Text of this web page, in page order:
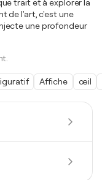
trait et à explorer la
de l'art, c'est une
une profondeur
Affiche œil